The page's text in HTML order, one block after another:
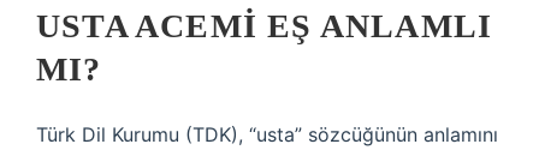
USTA ACEMI EŞ ANLAMLI
MI?
Türk Dil Kurumu (TDK), “usta” sözcüğünün anlamını